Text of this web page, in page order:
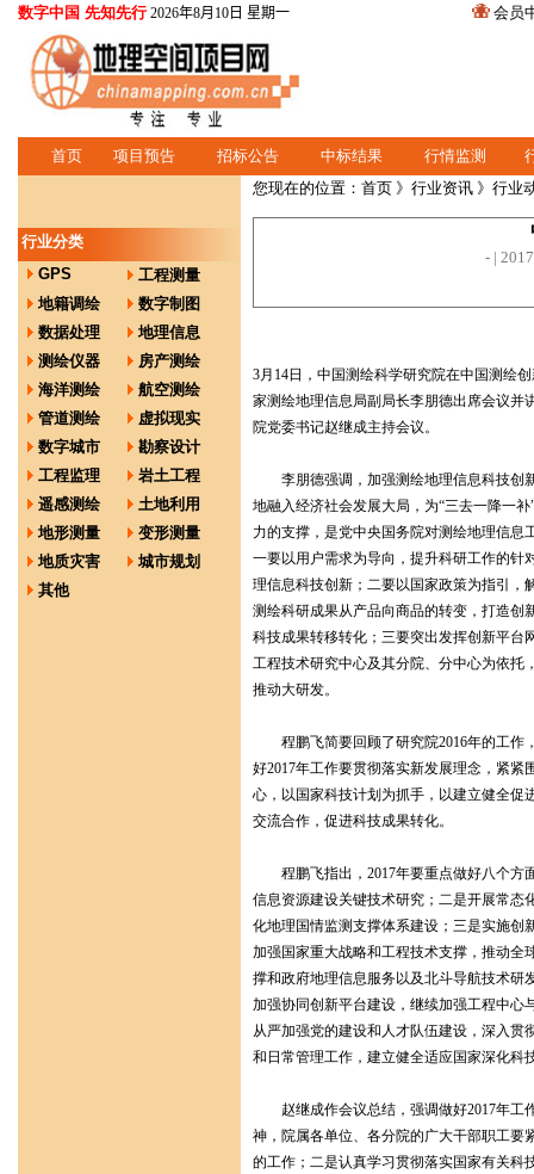
数字中国 先知先行 2026年8月10日 星期一 会员
首页 项目预告 招标公告 中标结果 行情监测
行业分类
GPS
工程测量
地籍调绘
数字制图
数据处理
地理信息
测绘仪器
房产测绘
海洋测绘
航空测绘
管道测绘
虚拟现实
数字城市
勘察设计
工程监理
岩土工程
遥感测绘
土地利用
地形测量
变形测量
地质灾害
城市规划
其他
您现在的位置： 首页 》 行业资讯 》行业
- |
3月14日，中国测绘科学研究院在中国测绘
家测绘地理信息局副局长李朋德出席会议并
院党委书记赵继成主持会议。
李朋德强调，加强测绘地理信息科技创
地融入经济社会发展大局，为“三去一降一
力的支撑，是党中央国务院对测绘地理信息
一要以用户需求为导向，提升科研工作的针
理信息科技创新；二要以国家政策为指引，
测绘科研成果从产品向商品的转变，打造创
科技成果转移转化；三要突出发挥创新平台
工程技术研究中心及其分院、分中心为依托
推动大研发。
程鹏飞简要回顾了研究院2016年的工作，
好2017年工作要贯彻落实新发展理念，紧紧
心，以国家科技计划为抓手，以建立健全促
交流合作，促进科技成果转化。
程鹏飞指出，2017年要重点做好八个方
信息资源建设关键技术研究；二是开展常态
化地理国情监测支撑体系建设；三是实施创
加强国家重大战略和工程技术支撑，推动全
撑和政府地理信息服务以及北斗导航技术研
加强协同创新平台建设，继续加强工程中心
从严加强党的建设和人才队伍建设，深入
和日常管理工作，建立健全适应国家深化科
赵继成作会议总结，强调做好2017年工
神，院属各单位、各分院的广大干部职工要
的工作；二是认真学习贯彻落实国家有关科